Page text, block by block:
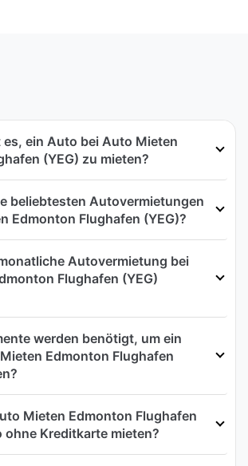
ein Auto bei Auto Mieten
(YEG) zu mieten?
beliebtesten Autovermietungen
Edmonton Flughafen (YEG)?
Autovermietung bei
Flughafen (YEG)
werden benötigt, um ein
Edmonton Flughafen
Mieten Edmonton Flughafen
ohne Kreditkarte mieten?